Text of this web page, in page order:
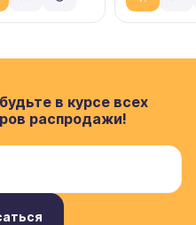
в курсе всех
распродажи!